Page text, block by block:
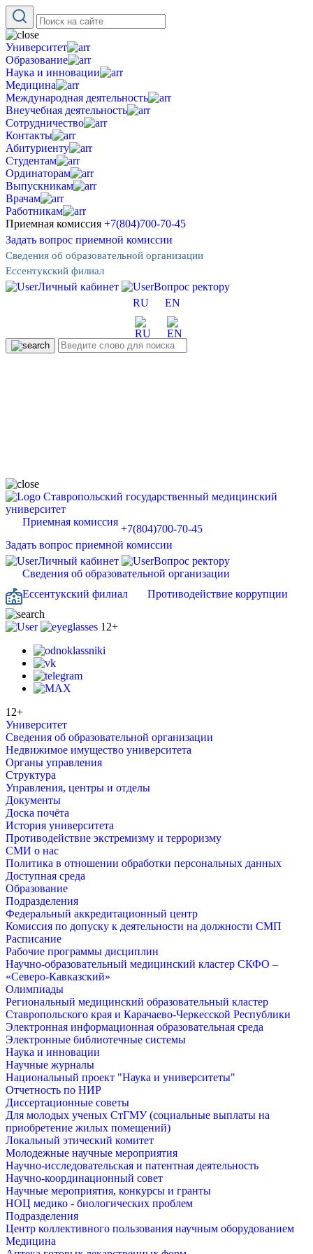
Университет
Образование
Наука и инновации
Медицина
Международная деятельность
Внеучебная деятельность
Сотрудничество
Контакты
Абитуриенту
Студентам
Ординаторам
Выпускникам
Врачам
Работникам
Приемная комиссия +7(804)700-70-45
Задать вопрос приемной комиссии
Сведения об образовательной организации
Ессентукский филиал
Личный кабинет
Вопрос ректору
RU
EN
Ставропольский государственный медицинский
университет
Приемная комиссия
+7(804)700-70-45
Задать вопрос приемной комиссии
Личный кабинет
Вопрос ректору
Сведения об образовательной организации
Ессентукский филиал
Противодействие коррупции
12+
12+
Университет
Сведения об образовательной организации
Недвижимое имущество университета
Органы управления
Структура
Управления, центры и отделы
Документы
Доска почёта
История университета
Противодействие экстремизму и терроризму
СМИ о нас
Политика в отношении обработки персональных данных
Доступная среда
Образование
Подразделения
Федеральный аккредитационный центр
Комиссия по допуску к деятельности на должности СМП
Расписание
Рабочие программы дисциплин
Научно-образовательный медицинский кластер СКФО –
«Северо-Кавказский»
Олимпиады
Региональный медицинский образовательный кластер
Ставропольского края и Карачаево-Черкесской Республики
Электронная информационная образовательная среда
Электронные библиотечные системы
Наука и инновации
Научные журналы
Национальный проект "Наука и университеты"
Отчетность по НИР
Диссертационные советы
Для молодых ученых СтГМУ (социальные выплаты на
приобретение жилых помещений)
Локальный этический комитет
Молодежные научные мероприятия
Научно-исследовательская и патентная деятельность
Научно-координационный совет
Научные мероприятия, конкурсы и гранты
НОЦ медико - биологических проблем
Подразделения
Центр коллективного пользования научным оборудованием
Медицина